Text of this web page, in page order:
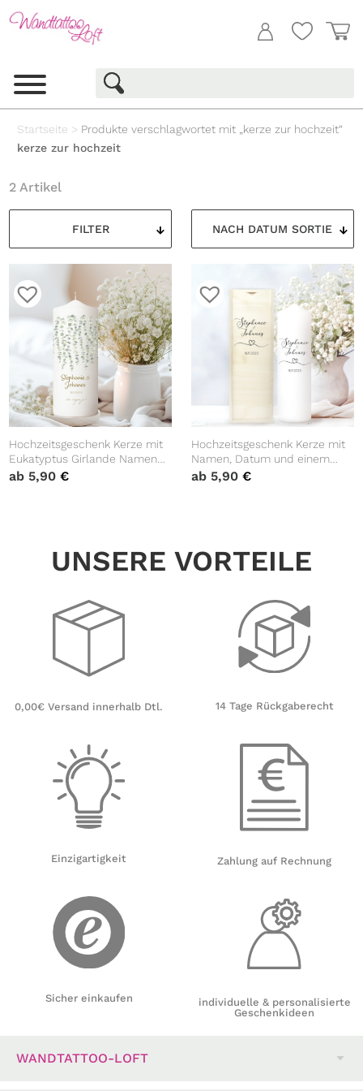
Startseite > Produkte verschlagwortet mit „kerze zur hochzeit“
kerze zur hochzeit
FILTER
2 Artikel
Hochzeitsgeschenk Kerze mit
Eukatyptus Girlande Namen
und Datum Geschenk zur
ab 5,90€
Hochzeitsgeschenk Kerze mit
Namen, Datum und einem
kleinen Herzen, Geschenk zur
ab 5,90 €
UNSERE VORTEILE
0,00€ Versand innerhalb Dtl.
Einzigartigkeit
Sicher einkaufen
14 Tage Rückgaberecht
Zahlung auf Rechnung
individuelle & personalisierte
Geschenkideen
WANDTATTOO-LOFT